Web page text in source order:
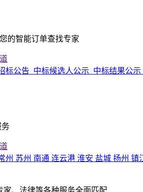
的智能订单查找专家
标公告 中标候选人公示 中标结果公示
务
州 苏州 南通 连云港 淮安 盐城 扬州 镇